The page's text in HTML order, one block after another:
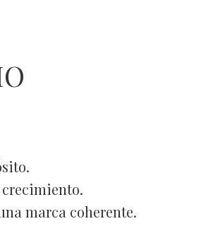
marca coherente.